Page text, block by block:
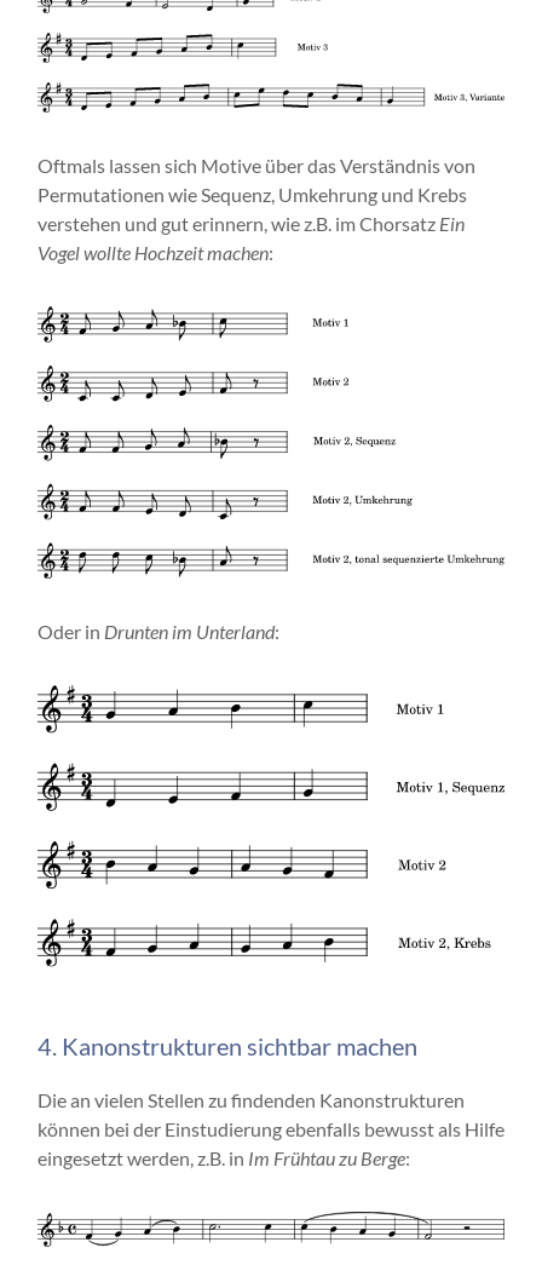
Oftmals lassen sich Motive über das Verständnis von
Permutationen wie Sequenz, Umkehrung und Krebs
verstehen und gut erinnern, wie z.B. im Chorsatz Ein
Vogel wollte Hochzeit machen:
Oder in Drunten im Unterland:
4. Kanonstrukturen sichtbar machen
Die an vielen Stellen zu findenden Kanonstrukturen
können bei der Einstudierung ebenfalls bewusst als Hilfe
eingesetzt werden, z.B. in Im Frühtau zu Berge: